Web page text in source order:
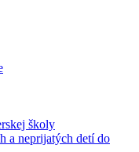
školy
a neprijatých detí do